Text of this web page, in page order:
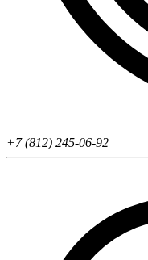
+7 (812) 245-06-92